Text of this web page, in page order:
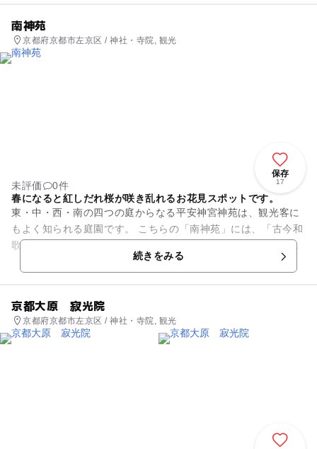
南神苑
京都府京都市左京区 / 神社・寺院, 観光
保存
17
未評価
0件
春になると紅しだれ桜が咲き乱れるお花見スポットです。
東・中・西・南の四つの庭からなる平安神宮神苑は、観光客に
もよく知られる庭園です。 こちらの「南神苑」には、「古今和
歌集」や「枕草子」など平安時代の和歌や文学に登場する草花
続きをみる
京都大原 寂光院
京都府京都市左京区 / 神社・寺院, 観光